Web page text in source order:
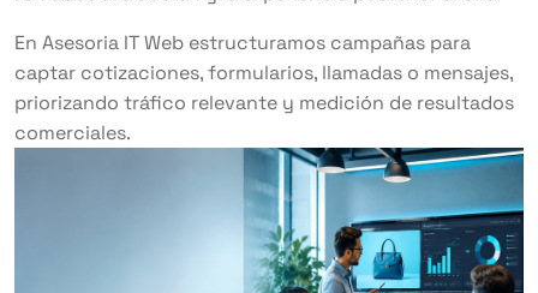
En Asesoria IT Web estructuramos campañas para
captar cotizaciones, formularios, llamadas o mensajes,
priorizando tráfico relevante y medición de resultados
comerciales.